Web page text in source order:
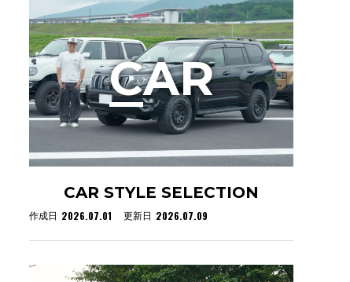
CAR STYLE SELECTION
作成日 2026.07.01 更新日 2026.07.09
CAR